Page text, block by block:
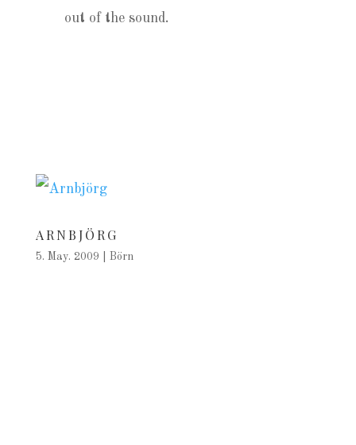
out of the sound.
ARNBJÖRG
5. May. 2009 Börn